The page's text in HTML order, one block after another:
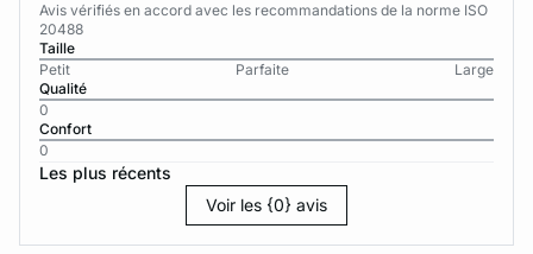
Avis vérifiés en accord avec les recommandations de la norme ISO
20488
Taille
Petit
Parfaite
Large
Qualité
0
Confort
0
Les plus récents
Voir les {0} avis